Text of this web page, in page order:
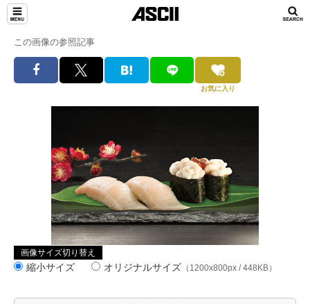
この画像の参照記事
お気に入り
画像サイズ切り替え
縮小サイズ オリジナルサイズ （1200x800px / 448KB）